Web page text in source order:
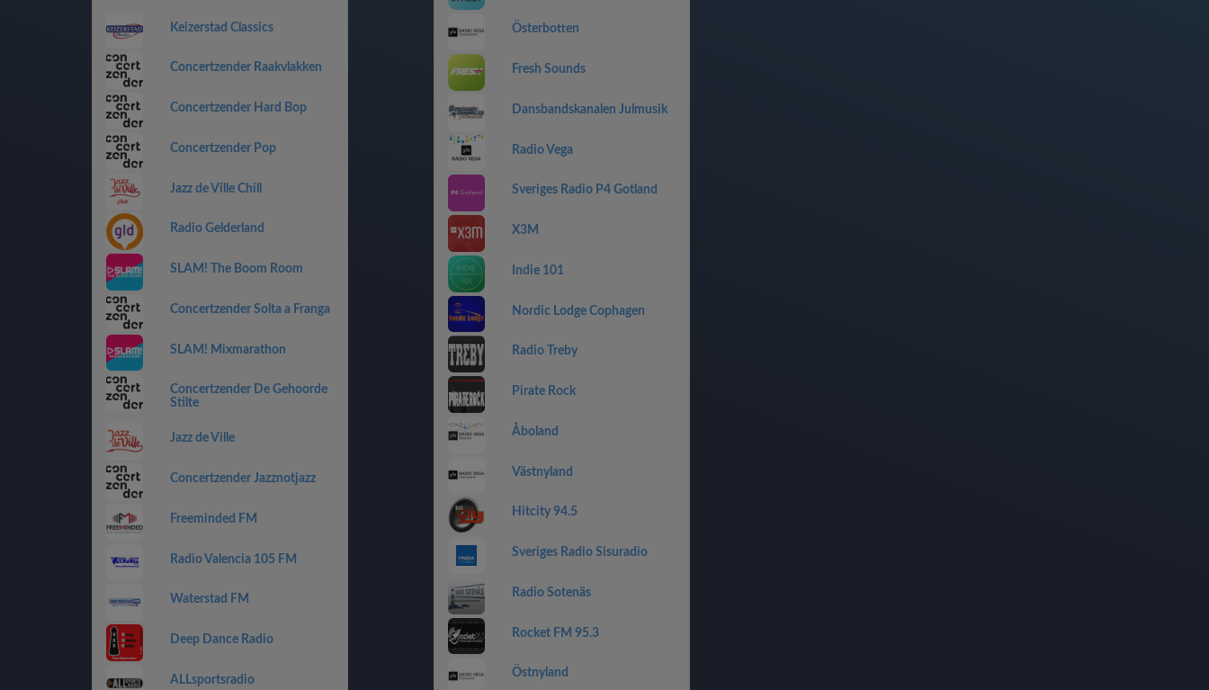
Keizerstad Classics
Concertzender Raakvlakken
Concertzender Hard Bop
Concertzender Pop
Jazz de Ville Chill
Radio Gelderland
SLAM! The Boom Room
Concertzender Solta a Franga
SLAM! Mixmarathon
Concertzender De Gehoorde
Stilte
Jazz de Ville
Concertzender Jazznotjazz
Freeminded FM
Radio Valencia 105 FM
Waterstad FM
Deep Dance Radio
ALLsportsradio
Österbotten
Fresh Sounds
Dansbandskanalen Julmusik
Radio Vega
Sveriges Radio P4 Gotland
X3M
Indie 101
Nordic Lodge Cophagen
Radio Treby
Pirate Rock
Åboland
Västnyland
Hitcity 94.5
Sveriges Radio Sisuradio
Radio Sotenäs
Rocket FM 95.3
Östnyland